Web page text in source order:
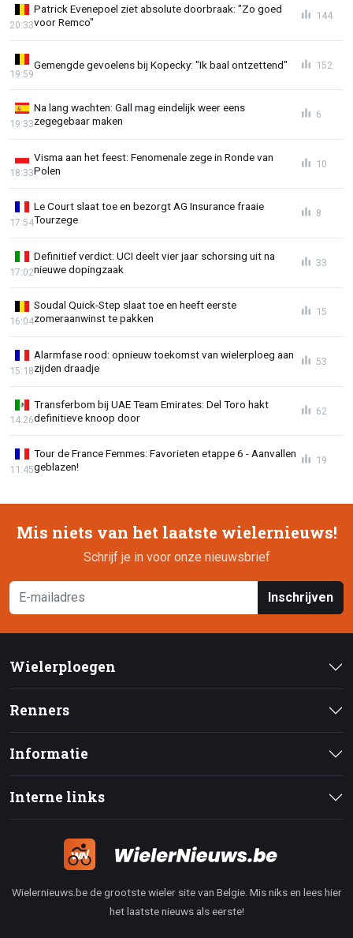
Patrick Evenepoel ziet absolute doorbraak: "Zo goed
voor Remco"
20:33
144
Gemengde gevoelens bij Kopecky: "Ik baal ontzettend"
19:59
152
Na lang wachten: Gall mag eindelijk weer eens
zegegebaar maken
19:33
6
Visma aan het feest: Fenomenale zege in Ronde van
Polen
18:33
10
Le Court slaat toe en bezorgt AG Insurance fraaie
Tourzege
17:54
8
Definitief verdict: UCI deelt vier jaar schorsing uit na
nieuwe dopingzaak
17:02
33
Soudal Quick-Step slaat toe en heeft eerste
zomeraanwinst te pakken
16:04
15
Alarmfase rood: opnieuw toekomst van wielerploeg aan
zijden draadje
15:18
53
Transferbom bij UAE Team Emirates: Del Toro hakt
definitieve knoop door
14:26
62
Tour de France Femmes: Favorieten etappe 6 - Aanvallen
geblazen!
11:45
19
Mis niets van het laatste wielernieuws!
Schrijf je in voor onze nieuwsbrief
Inschrijven
Wielerploegen
Renners
Informatie
Interne links
Wielernieuws.be de grootste wieler site van Belgie. Mis niks en lees hier
het laatste nieuws als eerste!